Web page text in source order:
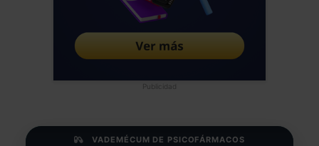
Publicidad
VADEMÉCUM DE PSICOFÁRMACOS